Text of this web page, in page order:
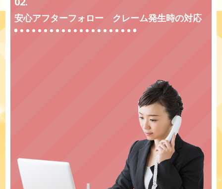
安心アフターフォロー クレーム発生時の対応